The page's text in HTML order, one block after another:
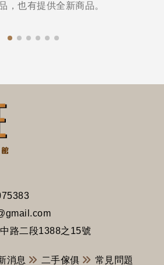
，也有提供全新商品。
路二段1388之15號
消息 二手傢俱 常見問題